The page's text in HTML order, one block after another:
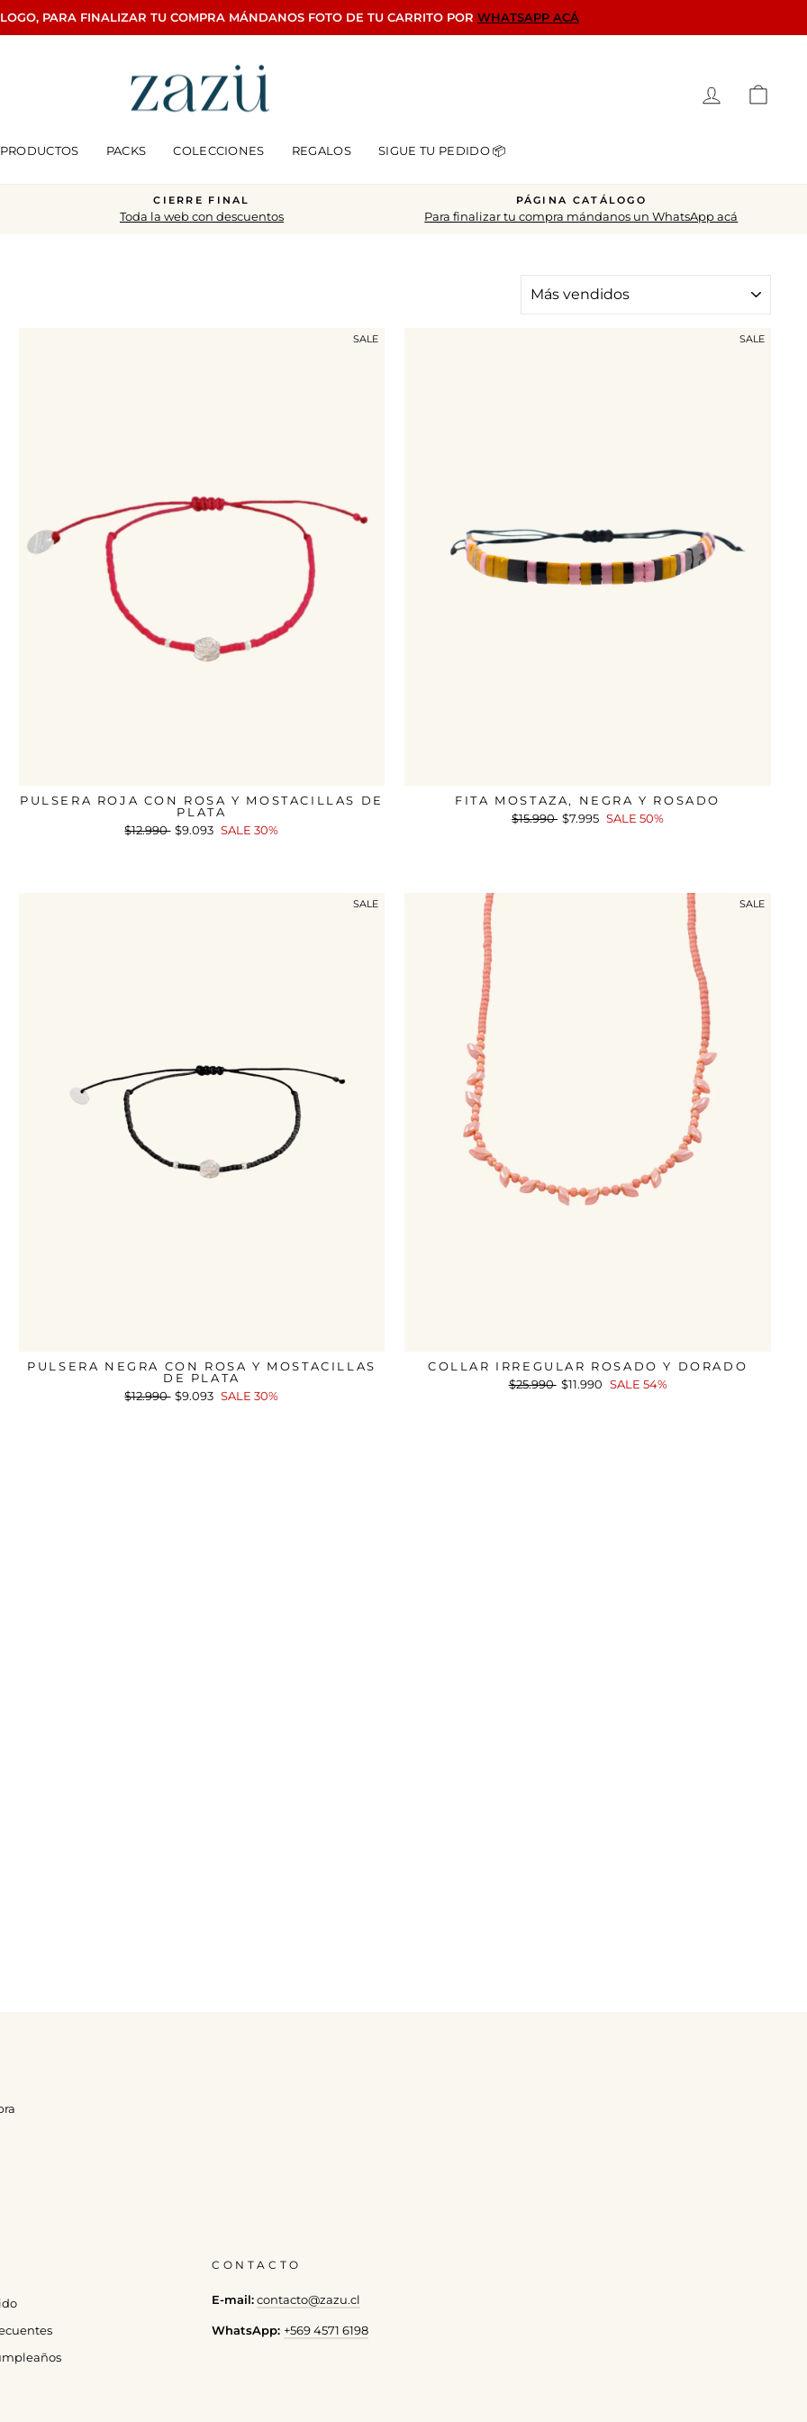
PARA FINALIZAR TU COMPRA MÁNDANOS FOTO DE TU CARRITO POR WHATSAPP ACÁ
Ingresar
PRODUCTOS PACKS COLECCIONES REGALOS SIGUE TU PEDIDO 📦
diapositivas
CIERRE FINAL
Toda la web con descuentos
PÁGINA CATÁLOGO
Para finalizar tu compra mándanos un WhatsApp acá
SALE
PULSERA ROJA CON ROSA Y MOSTACILLAS DE
PLATA
Precio
$12.990 Precio
$9.093 SALE 30%
SALE
FITA MOSTAZA, NEGRA Y ROSADO
Precio
$15.990 Precio
$7.995 SALE 50%
SALE
PULSERA NEGRA CON ROSA Y MOSTACILLAS
DE PLATA
Precio
$12.990 Precio
$9.093 SALE 30%
SALE
COLLAR IRREGULAR ROSADO Y DORADO
Precio
$25.990 Precio
$11.990 SALE 54%
CONTACTO
E-mail: contacto@zazu.cl
WhatsApp: +569 4571 6198